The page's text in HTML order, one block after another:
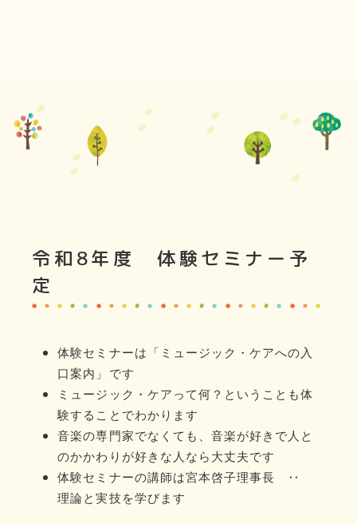
令和8年度 体験セミナー予
定
体験セミナーは「ミュージック・ケアへの入
口案内」です
ミュージック・ケアって何？ということも体
験することでわかります
音楽の専門家でなくても、音楽が好きで人と
のかかわりが好きな人なら大丈夫です
体験セミナーの講師は宮本啓子理事長 ‥
理論と実技を学びます